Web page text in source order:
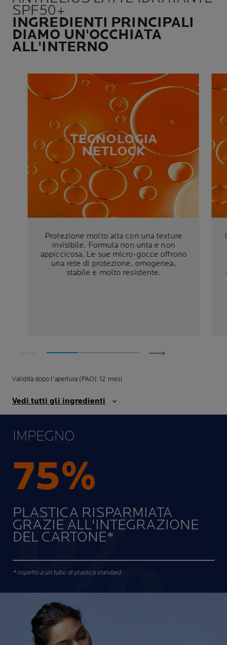
SPF50+
INGREDIENTI PRINCIPALI
DIAMO UN'OCCHIATA
ALL'INTERNO
TECNOLOGIA
NETLOCK
Protezione molto alta con una texture
invisibile. Formula non unta e non
appiccicosa. Le sue micro-gocce offrono
una rete di protezione, omogenea,
stabile e molto resistente.
Validità dopo l'apertura (PAO): 12 mesi
Vedi tutti gli ingredienti
IMPEGNO
75%
PLASTICA RISPARMIATA
GRAZIE ALL'INTEGRAZIONE
DEL CARTONE*
* rispetto a un tubo di plastica standard